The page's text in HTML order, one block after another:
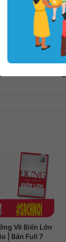
Những
Về Biển Lớn
| Bản Full 7